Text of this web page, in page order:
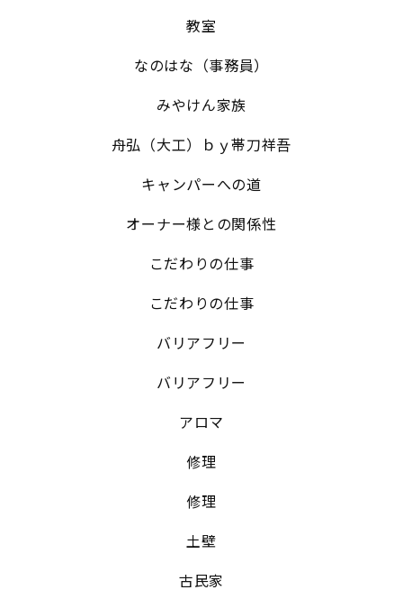
教室
なのはな（事務員）
みやけん家族
舟弘（大工）ｂｙ帯刀祥吾
キャンパーへの道
オーナー様との関係性
こだわりの仕事
こだわりの仕事
バリアフリー
バリアフリー
アロマ
修理
修理
土壁
古民家